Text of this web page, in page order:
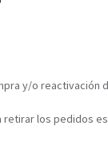
y/o reactivación
los pedidos